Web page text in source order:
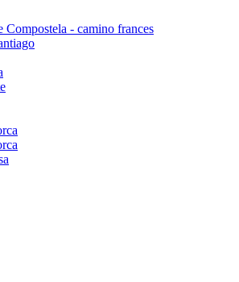
Compostela - camino frances